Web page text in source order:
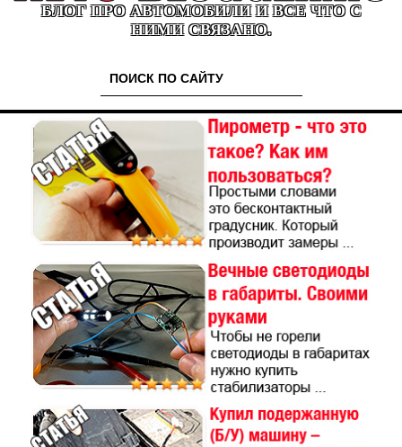
БЛОГ ПРО АВТОМОБИЛИ И ВСЕ ЧТО С
НИМИ СВЯЗАНО.